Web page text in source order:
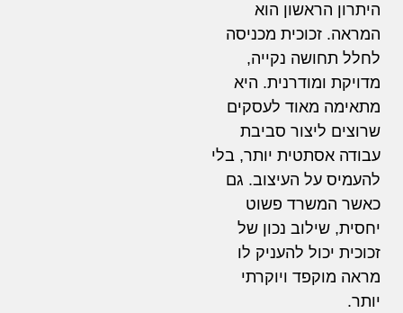
היתרון הראשון הוא
המראה. זכוכית מכניסה
לחלל תחושה נקייה,
מדויקת ומודרנית. היא
מתאימה מאוד לעסקים
שרוצים ליצור סביבת
עבודה אסתטית יותר, בלי
להעמיס על העיצוב. גם
כאשר המשרד פשוט
יחסית, שילוב נכון של
זכוכית יכול להעניק לו
מראה מוקפד ויוקרתי
יותר.